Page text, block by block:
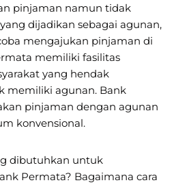
pinjaman namun tidak
dijadikan sebagai agunan,
mengajukan pinjaman di
memiliki fasilitas
yang hendak
memiliki agunan. Bank
pinjaman dengan agunan
konvensional.
dibutuhkan untuk
Permata? Bagaimana cara